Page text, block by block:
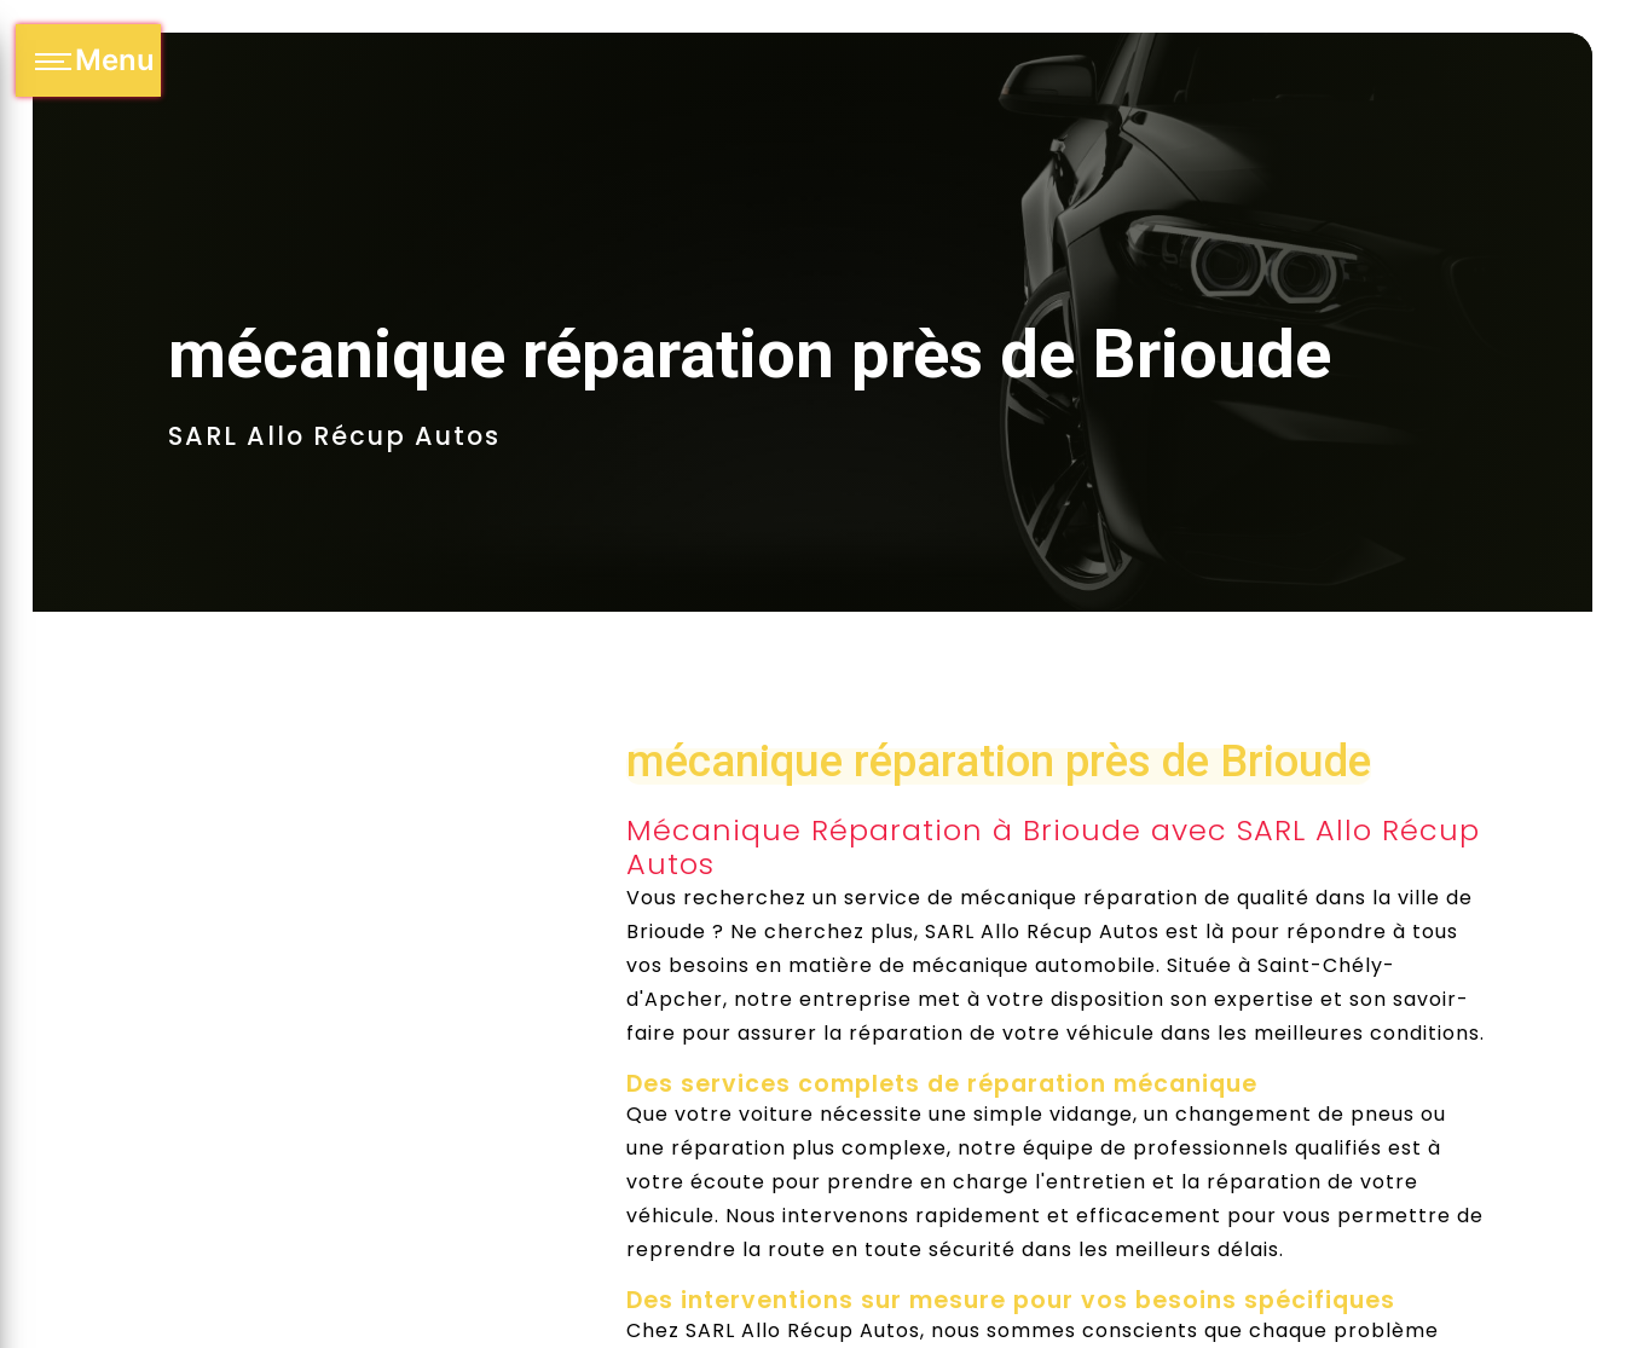
Menu
mécanique réparation près de Brioude
SARL Allo Récup Autos
mécanique réparation près de Brioude
Mécanique Réparation à Brioude avec SARL Allo Récup
Autos
Vous recherchez un service de mécanique réparation de qualité dans la ville de
Brioude ? Ne cherchez plus, SARL Allo Récup Autos est là pour répondre à tous
vos besoins en matière de mécanique automobile. Située à Saint-Chély-
d'Apcher, notre entreprise met à votre disposition son expertise et son savoir-
faire pour assurer la réparation de votre véhicule dans les meilleures conditions.
Des services complets de réparation mécanique
Que votre voiture nécessite une simple vidange, un changement de pneus ou
une réparation plus complexe, notre équipe de professionnels qualifiés est à
votre écoute pour prendre en charge l'entretien et la réparation de votre
véhicule. Nous intervenons rapidement et efficacement pour vous permettre de
reprendre la route en toute sécurité dans les meilleurs délais.
Des interventions sur mesure pour vos besoins spécifiques
Chez SARL Allo Récup Autos, nous sommes conscients que chaque problème
Panneau de gestion des cookies